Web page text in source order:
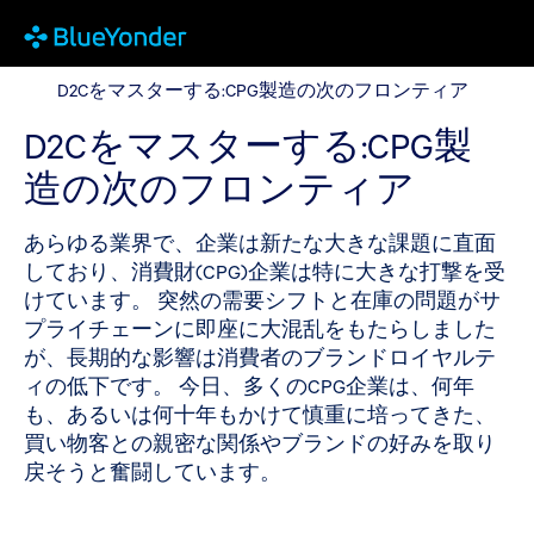
D2Cをマスターする:CPG製造の次のフロンティア
D2Cをマスターする:CPG製造の次のフロンティア
D2Cをマスターする:CPG製
造の次のフロンティア
あらゆる業界で、企業は新たな大きな課題に直面
しており、消費財(CPG)企業は特に大きな打撃を受
けています。 突然の需要シフトと在庫の問題がサ
プライチェーンに即座に大混乱をもたらしました
が、長期的な影響は消費者のブランドロイヤルテ
ィの低下です。 今日、多くのCPG企業は、何年
も、あるいは何十年もかけて慎重に培ってきた、
買い物客との親密な関係やブランドの好みを取り
戻そうと奮闘しています。